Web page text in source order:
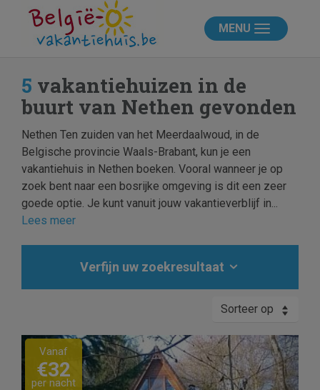
MENU
5 vakantiehuizen in de
buurt van Nethen gevonden
Nethen Ten zuiden van het Meerdaalwoud, in de
Belgische provincie Waals-Brabant, kun je een
vakantiehuis in Nethen boeken. Vooral wanneer je op
zoek bent naar een bosrijke omgeving is dit een zeer
goede optie. Je kunt vanuit jouw vakantieverblijf in...
Lees meer
Verfijn uw zoekresultaat
Sorteer op
Previous Next
Vanaf
€32
per nacht